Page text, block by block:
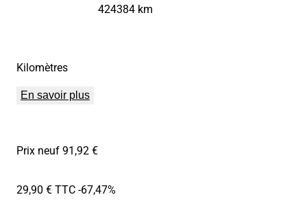
Kilomètres
424384 km
En savoir plus
Prix neuf 91,92 €
29,90 € TTC-67,47%